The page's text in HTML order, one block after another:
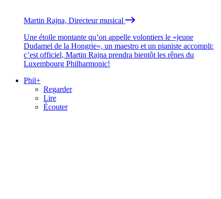
Martin Rajna, Directeur musical
Une étoile montante qu’on appelle volontiers le «jeune
Dudamel de la Hongrie», un maestro et un pianiste accompli:
c’est officiel, Martin Rajna prendra bientôt les rênes du
Luxembourg Philharmonic!
Phil+
Regarder
Lire
Écouter